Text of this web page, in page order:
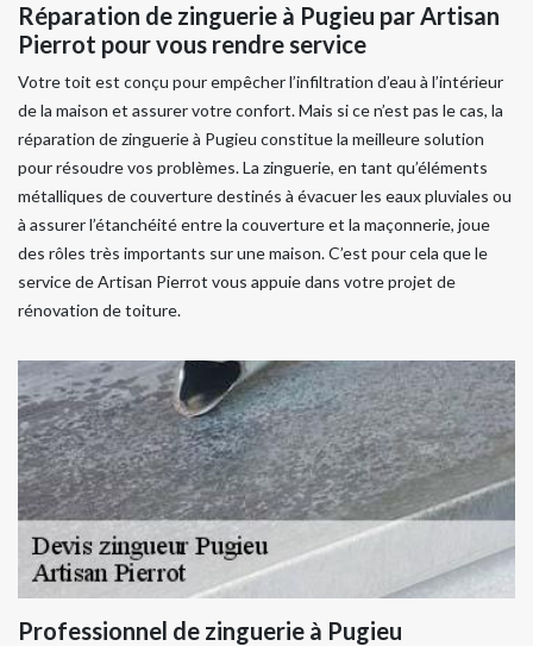
Réparation de zinguerie à Pugieu par Artisan
Pierrot pour vous rendre service
Votre toit est conçu pour empêcher l’infiltration d’eau à l’intérieur
de la maison et assurer votre confort. Mais si ce n’est pas le cas, la
réparation de zinguerie à Pugieu constitue la meilleure solution
pour résoudre vos problèmes. La zinguerie, en tant qu’éléments
métalliques de couverture destinés à évacuer les eaux pluviales ou
à assurer l’étanchéité entre la couverture et la maçonnerie, joue
des rôles très importants sur une maison. C’est pour cela que le
service de Artisan Pierrot vous appuie dans votre projet de
rénovation de toiture.
Professionnel de zinguerie à Pugieu